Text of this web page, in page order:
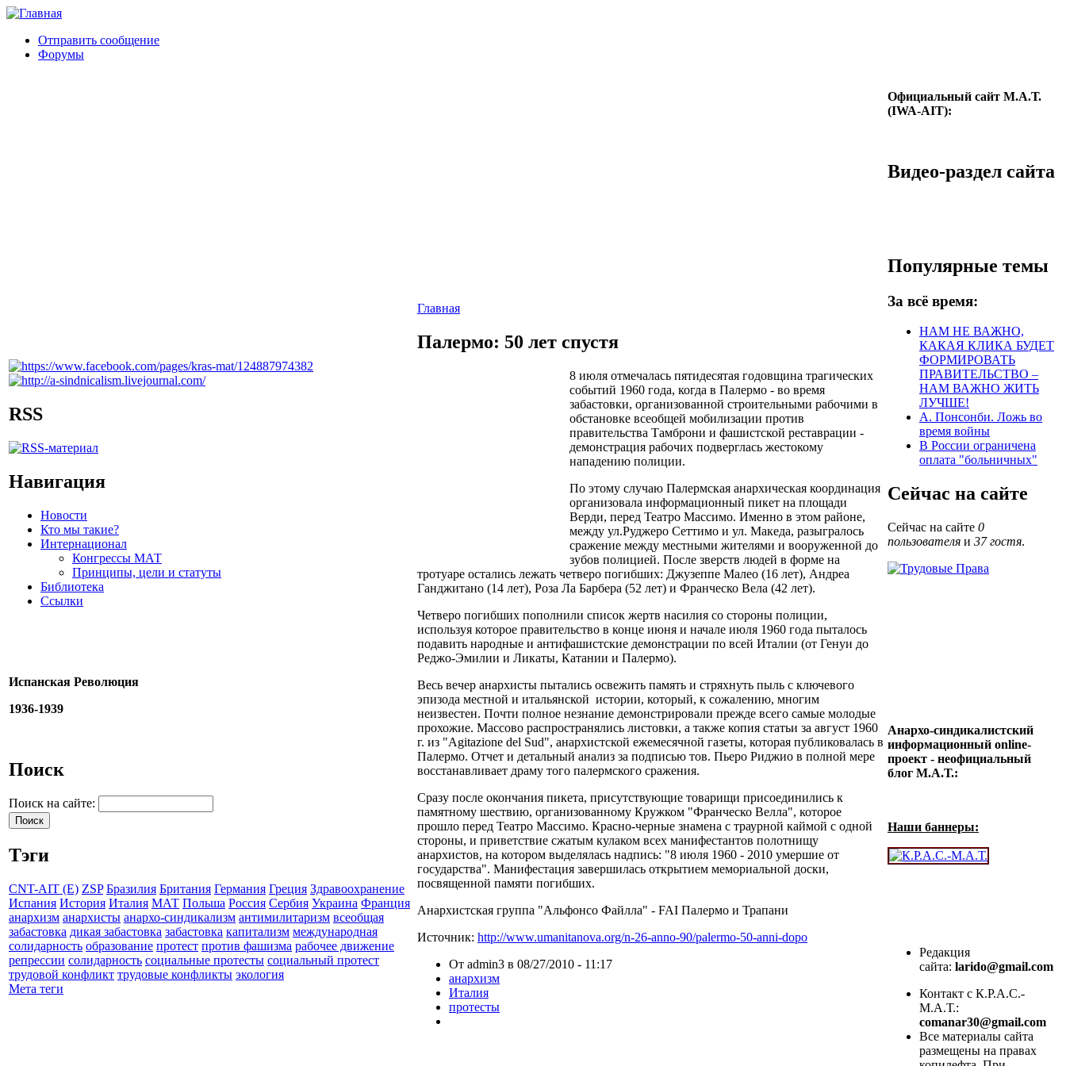
Отправить сообщение
Форумы
RSS
Навигация
Новости
Кто мы такие?
Интернационал
Конгрессы МАТ
Принципы, цели и статуты
Библиотека
Ссылки
Испанская Революция
1936-1939
Поиск
Поиск на сайте:
Тэги
CNT-AIT (E) ZSP Бразилия Британия Германия Греция Здравоохранение
Испания История Италия МАТ Польша Россия Сербия Украина Франция
анархизм анархисты анархо-синдикализм антимилитаризм всеобщая
забастовка дикая забастовка забастовка капитализм международная
солидарность образование протест против фашизма рабочее движение
репрессии солидарность социальные протесты социальный протест
трудовой конфликт трудовые конфликты экология
Мета теги
Главная
Палермо: 50 лет спустя
8 июля отмечалась пятидесятая годовщина трагических
событий 1960 года, когда в Палермо - во время
забастовки, организованной строительными рабочими в
обстановке всеобщей мобилизации против
правительства Тамброни и фашистской реставрации -
демонстрация рабочих подверглась жестокому
нападению полиции.
По этому случаю Палермская анархическая координация
организовала информационный пикет на площади
Верди, перед Театро Массимо. Именно в этом районе,
между ул.Руджеро Сеттимо и ул. Македа, разыгралось
сражение между местными жителями и вооруженной до
зубов полицией. После зверств людей в форме на
тротуаре остались лежать четверо погибших: Джузеппе Малео (16 лет), Андреа
Ганджитано (14 лет), Роза Ла Барбера (52 лет) и Франческо Вела (42 лет).
Четверо погибших пополнили список жертв насилия со стороны полиции,
используя которое правительство в конце июня и начале июля 1960 года пыталось
подавить народные и антифашистские демонстрации по всей Италии (от Генуи до
Реджо-Эмилии и Ликаты, Катании и Палермо).
Весь вечер анархисты пытались освежить память и стряхнуть пыль с ключевого
эпизода местной и итальянской истории, который, к сожалению, многим
неизвестен. Почти полное незнание демонстрировали прежде всего самые молодые
прохожие. Массово распространялись листовки, а также копия статьи за август 1960
г. из "Agitazione del Sud", анархистской ежемесячной газеты, которая публиковалась в
Палермо. Отчет и детальный анализ за подписью тов. Пьеро Риджио в полной мере
восстанавливает драму того палермского сражения.
Сразу после окончания пикета, присутствующие товарищи присоединились к
памятному шествию, организованному Кружком "Франческо Велла", которое
прошло перед Театро Массимо. Красно-черные знамена с траурной каймой с одной
стороны, и приветствие сжатым кулаком всех манифестантов полотнищу
анархистов, на котором выделялась надпись: "8 июля 1960 - 2010 умершие от
государства". Манифестация завершилась открытием мемориальной доски,
посвященной памяти погибших.
Анархистская группа "Альфонсо Файллa" - FAI Палермо и Трапани
Источник: http://www.umanitanova.org/n-26-anno-90/palermo-50-anni-dopo
От admin3 в 08/27/2010 - 11:17
анархизм
Италия
протесты
Официальный сайт М.А.Т.
(IWA-AIT):
Видео-раздел сайта
Популярные темы
За всё время:
НАМ НЕ ВАЖНО,
КАКАЯ КЛИКА БУДЕТ
ФОРМИРОВАТЬ
ПРАВИТЕЛЬСТВО –
НАМ ВАЖНО ЖИТЬ
ЛУЧШЕ!
А. Понсонби. Ложь во
время войны
В России ограничена
оплата "больничных"
Сейчас на сайте
Сейчас на сайте 0
пользователя и 37 гостя.
Анархо-синдикалистский
информационный online-
проект - неофициальный
блог М.А.Т.:
Наши баннеры:
Редакция
сайта: larido@gmail.com
Контакт с К.Р.А.С.-
М.А.Т.:
comanar30@gmail.com
Все материалы сайта
размещены на правах